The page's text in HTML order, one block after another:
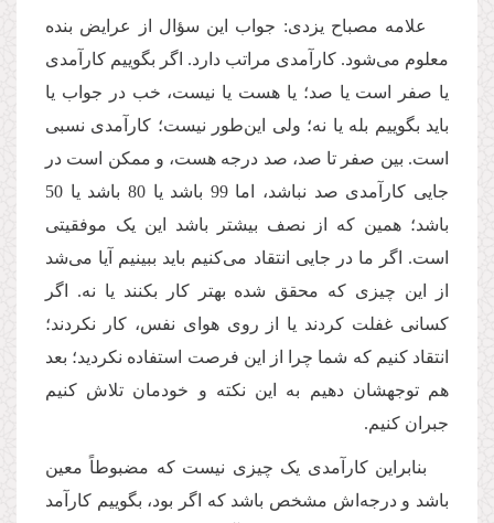
علامه مصباح یزدی: جواب این سؤال از عرایض بنده
معلوم می‌شود. کارآمدی مراتب دارد. اگر بگوییم کارآمدی
یا صفر است یا صد؛ یا هست یا نیست، خب در جواب یا
باید بگوییم بله یا نه؛ ولی این‌طور نیست؛ کارآمدی نسبی
است. بین صفر تا صد، صد درجه هست، و ممکن است در
جایی کارآمدی صد نباشد،‌ اما 99 باشد یا 80 باشد یا 50
باشد؛ همین که از نصف بیشتر باشد این یک موفقیتی
است. اگر ما در جایی انتقاد می‌کنیم باید ببینیم آیا می‌شد
از این چیزی که محقق شده بهتر کار بکنند یا نه. اگر
کسانی غفلت کردند یا از روی هوای نفس، کار نکردند؛
انتقاد کنیم که شما چرا از این فرصت استفاده نکردید؛ بعد
هم توجهشان دهیم به این نکته و خودمان تلاش کنیم
جبران کنیم.
بنابراین کارآمدی یک چیزی نیست که مضبوطاً معین
باشد و درجه‌اش مشخص باشد که اگر بود، بگوییم کارآمد